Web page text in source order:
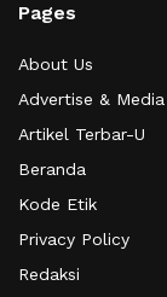
Pages
About Us
Advertise &
Artikel Terbar-U
Beranda
Kode Etik
Privacy Policy
Redaksi